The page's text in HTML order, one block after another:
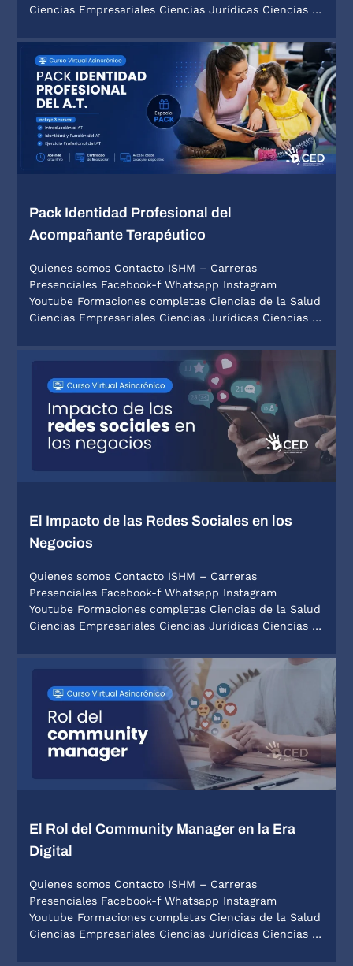
Ciencias Empresariales Ciencias Jurídicas Ciencias …
Pack Identidad Profesional del
Acompañante Terapéutico
Quienes somos Contacto ISHM – Carreras
Presenciales Facebook-f Whatsapp Instagram
Youtube Formaciones completas Ciencias de la Salud
Ciencias Empresariales Ciencias Jurídicas Ciencias …
El Impacto de las Redes Sociales en los
Negocios
Quienes somos Contacto ISHM – Carreras
Presenciales Facebook-f Whatsapp Instagram
Youtube Formaciones completas Ciencias de la Salud
Ciencias Empresariales Ciencias Jurídicas Ciencias …
El Rol del Community Manager en la Era
Digital
Quienes somos Contacto ISHM – Carreras
Presenciales Facebook-f Whatsapp Instagram
Youtube Formaciones completas Ciencias de la Salud
Ciencias Empresariales Ciencias Jurídicas Ciencias …